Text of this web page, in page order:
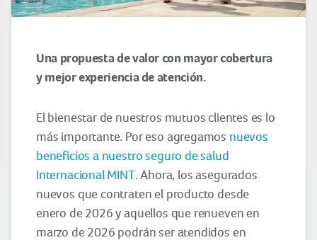
Una propuesta de valor con mayor cobertura
y mejor experiencia de atención.
El bienestar de nuestros mutuos clientes es lo
más importante. Por eso agregamos nuevos
beneficios a nuestro seguro de salud
Internacional MINT. Ahora, los asegurados
nuevos que contraten el producto desde
enero de 2026 y aquellos que renueven en
marzo de 2026 podrán ser atendidos en